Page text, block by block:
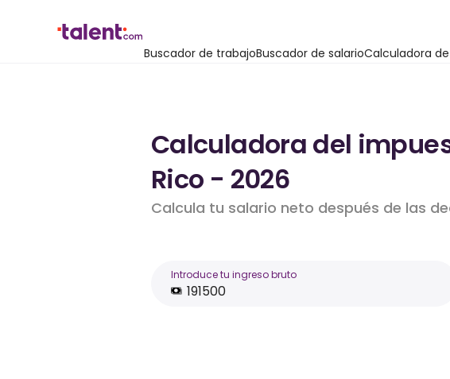
Buscador de trabajoBuscador de salarioCalculadora
Calculadora del
Rico - 2026
Calcula tu salario neto después de las
Introduce tu ingreso bruto